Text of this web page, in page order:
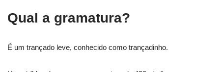
Qual a gramatura?
É um trançado leve, conhecido como trançadinho.